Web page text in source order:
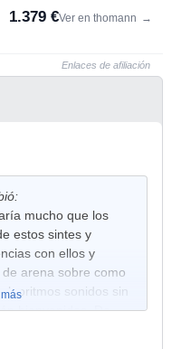
1.379 €Ver en thomann →
Enlaces de afiliación
mucho que los
estos sintes y
con ellos y
arena sobre como
sonidos sin
bienvenidos. De
Según los